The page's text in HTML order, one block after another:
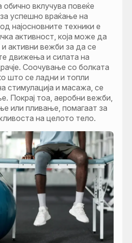
обично вклучува повеќе
успешно враќање на
најосновните техники е
активност, која може да
активни вежби за да се
движења и силата на
Соочување со болката
што се ладни и топли
стимулација и масажа, се
Покрај тоа, аеробни вежби,
или пливање, помагаат за
на целото тело.